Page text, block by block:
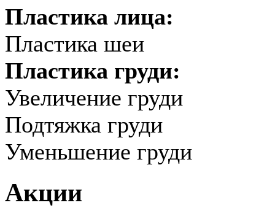
Пластика лица:
Пластика шеи
Пластика груди:
Увеличение груди
Подтяжка груди
Уменьшение груди
Акции